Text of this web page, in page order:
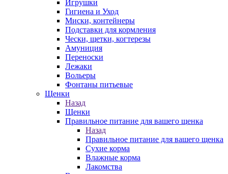
Игрушки
Гигиена и Уход
Миски, контейнеры
Подставки для кормления
Чески, щетки, когтерезы
Амуниция
Переноски
Лежаки
Вольеры
Фонтаны питьевые
Щенки
Назад
Щенки
Правильное питание для вашего щенка
Назад
Правильное питание для вашего щенка
Сухие корма
Влажные корма
Лакомства